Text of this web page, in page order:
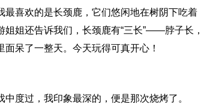
喜欢的是长颈鹿，它们悠闲地在树阴下吃着
姐还告诉我们，长颈鹿有“三长”——脖子长，
呆了一整天。今天玩得可真开心！
度过，我印象最深的，便是那次烧烤了。